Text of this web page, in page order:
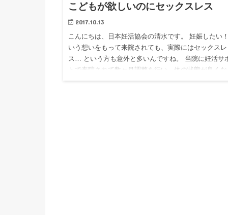
こどもが欲しいのにセックスレス
2017.10.13
こんにちは、日本妊活協会の清水です。 妊娠したい
いう想いをもって来院されても、実際にはセックスレ
ス… という方も意外と多いんですね。 当院に妊活サ
トで来院されて数ヶ月調整を行い、体の状態が良く